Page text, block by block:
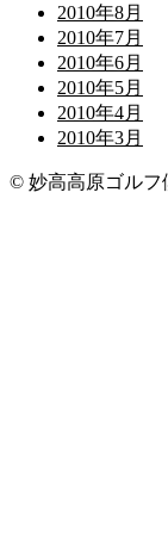
2010年8月
2010年7月
2010年6月
2010年5月
2010年4月
2010年3月
© 妙高高原ゴルフ